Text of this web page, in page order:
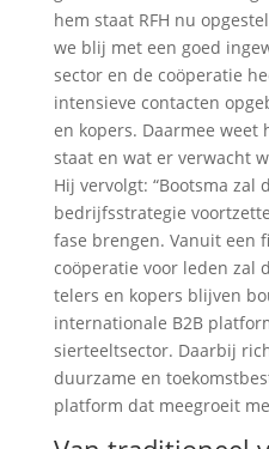
hem staat RFH nu
we blij met een goed
sector en de coöperatie
intensieve contacten
en kopers. Daarmee weet
staat en wat er verwacht
Hij vervolgt: “Bootsma zal
bedrijfsstrategie
fase brengen. Vanuit een
coöperatie voor leden zal
telers en kopers blijven
internationale B2B
sierteeltsector. Daarbij
duurzame en
platform dat meegroeit